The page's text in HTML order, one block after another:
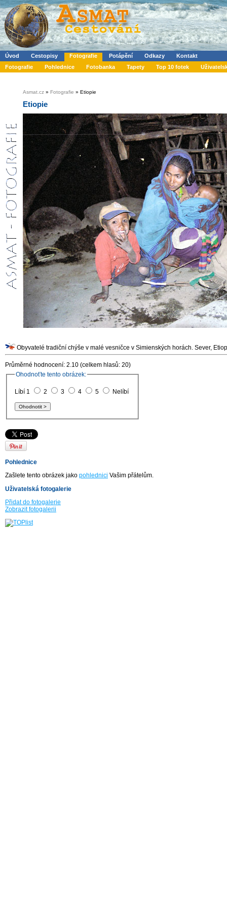
Úvod Cestopisy Fotografie Potápění Odkazy
Kontakt
Fotografie
Pohlednice Fotobanka Tapety Top 10 fotek
Asmat.cz » Fotografie » Etiopie
Etiopie
Obyvatelé tradiční chýše v malé vesničce v
Průměrné hodnocení: 2.10 (celkem hlasů: 20)
Ohodnoťte tento obrázek:
Líbí 1 2 3 4 5 Nelíbí
Pohlednice
Zašlete tento obrázek jako pohlednici Vašim přátelům.
Uživatelská fotogalerie
Přidat do fotogalerie
Zobrazit fotogalerii